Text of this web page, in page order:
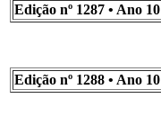
Edição nº 1287 • Ano 10
Edição nº 1288 • Ano 10